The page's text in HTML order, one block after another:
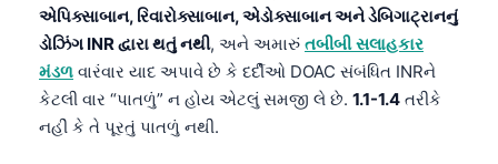
એપિક્સાબાન, રિવારોક્સાબાન, એડોક્સાબાન અને ડેબિગાટ્રાનનું
ડોઝિંગ INR દ્વારા થતું નથી, અને અમારું તબીબી સલાહકાર
મંડળ વારંવાર યાદ અપાવે છે કે દર્દીઓ DOAC સંબંધિત INRને
કેટલી વાર “પાતળું” ન હોય એટલું સમજી લે છે. 1.1-1.4 તરીકે
નહીં કે તે પૂરતું પાતળું નથી.